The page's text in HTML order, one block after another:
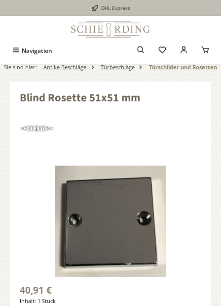
DHL Express
Navigation
Sie sind hier: Antike Beschläge Türbeschläge Türschilder und Rosetten
Blind Rosette 51x51 mm
40,91 €
Inhalt: 1 Stück